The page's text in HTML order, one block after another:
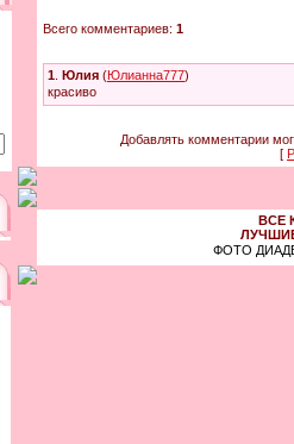
Всего комментариев: 1
1 Юлия (Юлианна777)
красиво
Добавлять комментарии
[
ВСЕ
ФОТО